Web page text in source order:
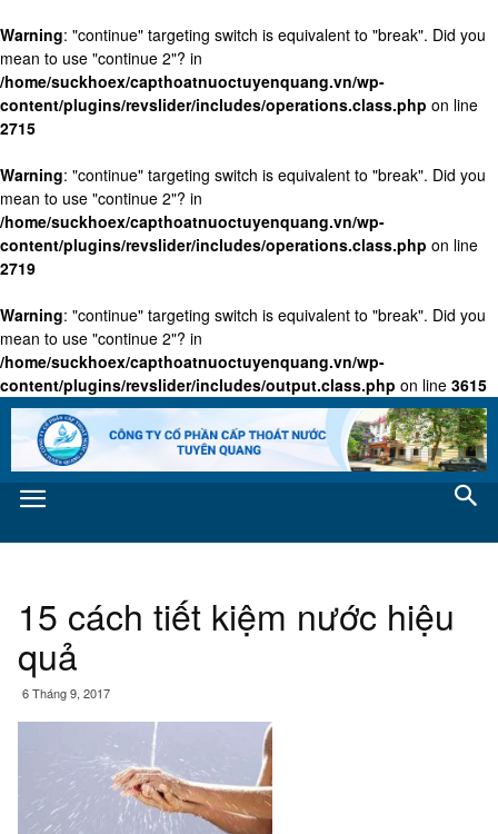
Warning: "continue" targeting switch is equivalent to "break". Did you
mean to use "continue 2"? in
/home/suckhoex/capthoatnuoctuyenquang.vn/wp-
content/plugins/revslider/includes/operations.class.php on line
2715
Warning: "continue" targeting switch is equivalent to "break". Did you
mean to use "continue 2"? in
/home/suckhoex/capthoatnuoctuyenquang.vn/wp-
content/plugins/revslider/includes/operations.class.php on line
2719
Warning: "continue" targeting switch is equivalent to "break". Did you
mean to use "continue 2"? in
/home/suckhoex/capthoatnuoctuyenquang.vn/wp-
content/plugins/revslider/includes/output.class.php on line 3615
15 cách tiết kiệm nước hiệu
quả
6 Tháng 9, 2017